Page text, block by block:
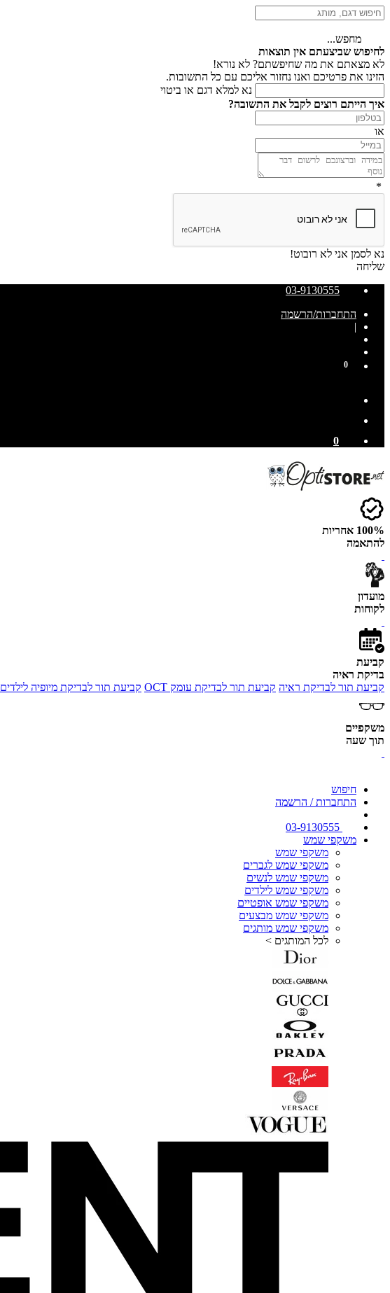
מחפש...
לחיפוש שביצעתם אין תוצאות
לא מצאתם את מה שחיפשתם? לא נורא!
הזינו את פרטיכם ואנו נחזור אליכם עם כל התשובות.
נא למלא דגם או ביטוי
איך הייתם רוצים לקבל את התשובה?
או
*
נא לסמן אני לא רובוט!
שליחה
03-9130555
התחברות/הרשמה
|
0
0
100% אחריות
להתאמה
מועדון
לקוחות
קביעת
בדיקת ראיה
קביעת תור לבדיקת ראיה קביעת תור לבדיקת עומק OCT קביעת תור לבדיקת מיופיה לילדים
משקפיים
תוך שעה
חיפוש
התחברות / הרשמה
משקפי שמש
משקפי שמש
משקפי שמש לגברים
משקפי שמש לנשים
משקפי שמש לילדים
משקפי שמש אופטיים
משקפי שמש מבצעים
משקפי שמש מותגים
לכל המותגים >